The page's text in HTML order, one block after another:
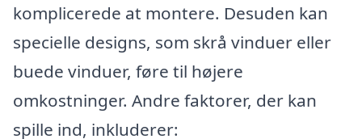
komplicerede at montere. Desuden kan
specielle designs, som skrå vinduer eller
buede vinduer, føre til højere
omkostninger. Andre faktorer, der kan
spille ind, inkluderer: